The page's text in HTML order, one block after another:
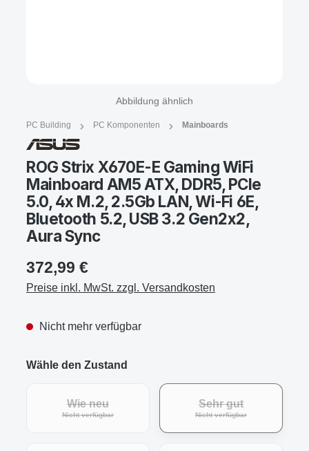
Abbildung ähnlich
PC Building PC Komponenten Mainboards
ROG Strix X670E-E Gaming WiFi
Mainboard AM5 ATX, DDR5, PCIe
5.0, 4x M.2, 2.5Gb LAN, Wi‑Fi 6E,
Bluetooth 5.2, USB 3.2 Gen2x2,
Aura Sync
372,99 €
Preise inkl. MwSt. zzgl. Versandkosten
Nicht mehr verfügbar
Wähle den Zustand
Wie neu
Nicht verfügbar(Diese Option ist zurzeit nicht verfügbar.)
Sehr gut
Nicht verfügbar(Diese Option ist